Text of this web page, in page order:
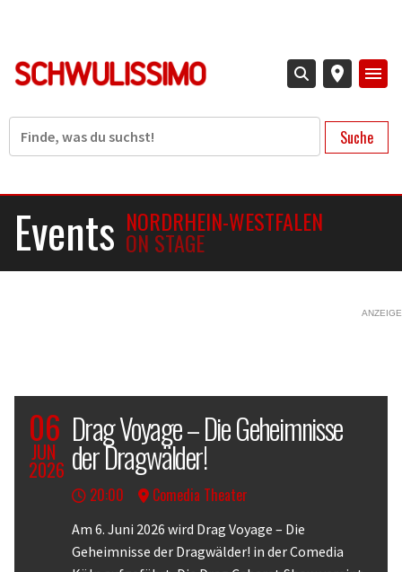
Suche
Events NORDRHEIN-WESTFALEN
ON STAGE
ANZEIGE
06
JUN
2026
Drag Voyage – Die Geheimnisse
der Dragwälder!
20:00 Comedia Theater
Body
Am 6. Juni 2026 wird Drag Voyage – Die
Geheimnisse der Dragwälder! in der Comedia